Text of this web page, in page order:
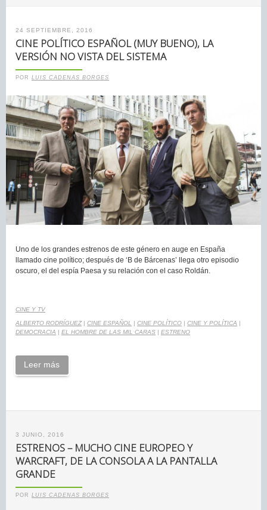
24 SEPTIEMBRE, 2016
CINE POLÍTICO ESPAÑOL (MUY BUENO), LA
VERSIÓN NO VISTA DEL SISTEMA
POR LUIS CADENAS BORGES
Uno de los grandes estrenos de este género en auge en España
llamado cine político; después de ‘B de Bárcenas’ llega otro episodio
oscuro, el del espía Paesa y su relación con el caso Roldán.
CINE Y TV
ALBERTO RODRÍGUEZ| CINE ESPAÑOL | CINE POLÍTICO | CINE Y POLÍTICA |
DEMOCRACIA | EL HOMBRE DE LAS MIL CARAS | ESTRENO
Leer más
3 JUNIO, 2016
ESTRENOS – MUCHO CINE EUROPEO Y
WARCRAFT, DE LA CONSOLA A LA PANTALLA
GRANDE
POR LUIS CADENAS BORGES